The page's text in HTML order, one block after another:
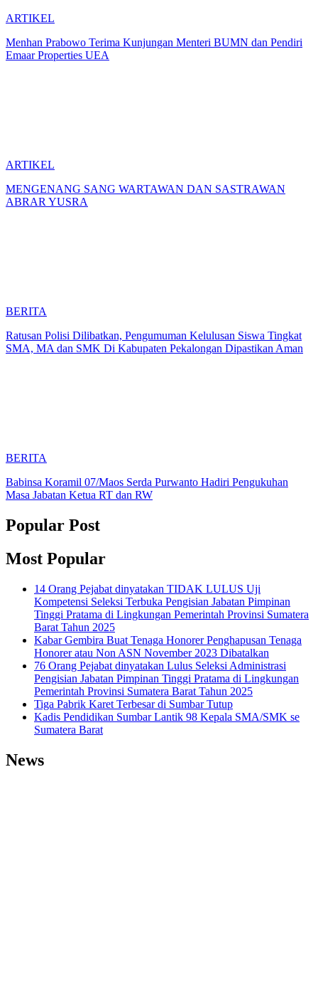
ARTIKEL
Menhan Prabowo Terima Kunjungan Menteri BUMN dan Pendiri
Emaar Properties UEA
ARTIKEL
MENGENANG SANG WARTAWAN DAN SASTRAWAN
ABRAR YUSRA
BERITA
Ratusan Polisi Dilibatkan, Pengumuman Kelulusan Siswa Tingkat
SMA, MA dan SMK Di Kabupaten Pekalongan Dipastikan Aman
BERITA
Babinsa Koramil 07/Maos Serda Purwanto Hadiri Pengukuhan
Masa Jabatan Ketua RT dan RW
Popular Post
Most Popular
14 Orang Pejabat dinyatakan TIDAK LULUS Uji
Kompetensi Seleksi Terbuka Pengisian Jabatan Pimpinan
Tinggi Pratama di Lingkungan Pemerintah Provinsi Sumatera
Barat Tahun 2025
Kabar Gembira Buat Tenaga Honorer Penghapusan Tenaga
Honorer atau Non ASN November 2023 Dibatalkan
76 Orang Pejabat dinyatakan Lulus Seleksi Administrasi
Pengisian Jabatan Pimpinan Tinggi Pratama di Lingkungan
Pemerintah Provinsi Sumatera Barat Tahun 2025
Tiga Pabrik Karet Terbesar di Sumbar Tutup
Kadis Pendidikan Sumbar Lantik 98 Kepala SMA/SMK se
Sumatera Barat
News